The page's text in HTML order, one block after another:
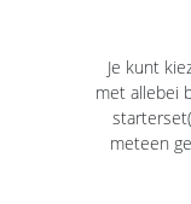
Je kunt
met allebei
meteen